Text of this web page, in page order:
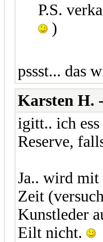
P.S.
)
pssst... das
Karsten H.
igitt.. ich
Reserve,
Ja.. wird mit
Zeit
Kunstleder
Eilt nicht.